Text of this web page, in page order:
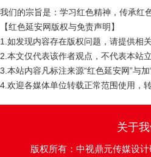
我们的宗旨是：学习红色精神，传承红
【红色延安网版权与免责声明】
1.如发现内容存在版权问题，请提供相
2.本文仅代表该作者观点，不代表本站立
3.本站内容凡标注来源“红色延安网”与
4.欢迎各媒体单位转载正常范围使用，
关于
版权所有：中视鼎元传媒设